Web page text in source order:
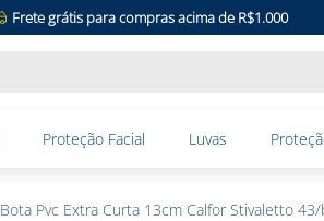
Frete grátis para compras acima de R$1.000
Proteção Facial Luvas
Bota Pvc Extra Curta 13cm Calfor Stivaletto